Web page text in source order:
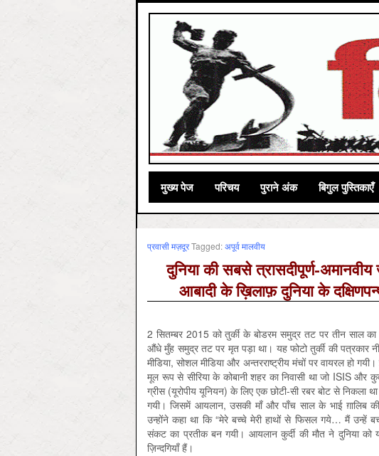
मुख्‍य पेज परिचय पुराने अंक बिगुल पुस्तिकाएँ
प्रवासी मज़दूरTagged:अपूर्व मालवीय
दुनिया की सबसे त्रासदीपूर्ण-अमानवीय
आबादी के ख़िलाफ़ दुनिया के
2 सितम्बर 2015 को तुर्की के बोडरम समुद्र तट पर तीन साल का
औंधे मुँह समुद्र तट पर मृत पड़ा था। यह फोटो तुर्की की पत्रकार
मीडिया, सोशल मीडिया और अन्तरराष्ट्रीय मंचों पर वायरल हो
मूल रूप से सीरिया के कोबानी शहर का निवासी था जो ISIS और
ग्रीस (यूरोपीय यूनियन) के लिए एक छोटी-सी रबर बोट से
गयी। जिसमें आयलान, उसकी माँ और पाँच साल के भाई ग़ालिब
उन्होंने कहा था कि “मेरे बच्चे मेरी हाथों से फिसल गये… मैं उन्हें
संकट का प्रतीक बन गयी। आयलान कुर्दी की मौत ने दुनिया
ज़िन्दगियाँ हैं।